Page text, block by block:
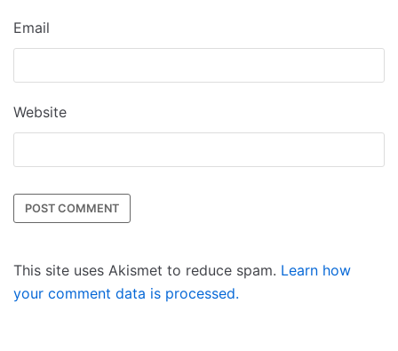
Email
Website
This site uses Akismet to reduce spam. Learn how
your comment data is processed.